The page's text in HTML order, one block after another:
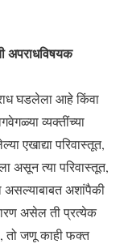
अपराधविषयक
घडलेला आहे किंवा
व्यक्तींच्या
एखाद्या परिवास्तूत,
असून त्या परिवास्तूत,
असल्याबाबत अशांपैकी
असेल ती प्रत्येक
तो जणू काही फक्त